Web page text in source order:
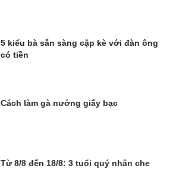
5 kiểu bà sẵn sàng cặp kè với đàn ông
có tiền
Cách làm gà nướng giấy bạc
Từ 8/8 đến 18/8: 3 tuổi quý nhân che